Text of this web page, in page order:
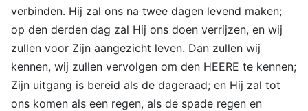
verbinden. Hij zal ons na twee dagen levend maken;
op den derden dag zal Hij ons doen verrijzen, en wij
zullen voor Zijn aangezicht leven. Dan zullen wij
kennen, wij zullen vervolgen om den HEERE te kennen;
Zijn uitgang is bereid als de dageraad; en Hij zal tot
ons komen als een regen, als de spade regen en